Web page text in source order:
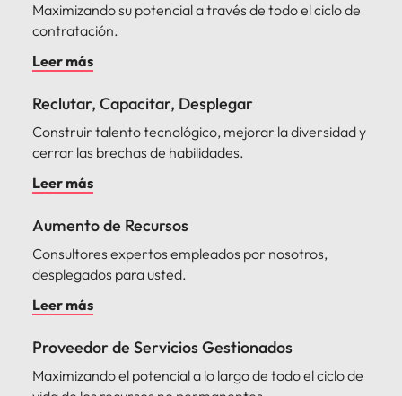
Maximizando su potencial a través de todo el ciclo de
contratación.
Leer más
Reclutar, Capacitar, Desplegar
Construir talento tecnológico, mejorar la diversidad y
cerrar las brechas de habilidades.
Leer más
Aumento de Recursos
Consultores expertos empleados por nosotros,
desplegados para usted.
Leer más
Proveedor de Servicios Gestionados
Maximizando el potencial a lo largo de todo el ciclo de